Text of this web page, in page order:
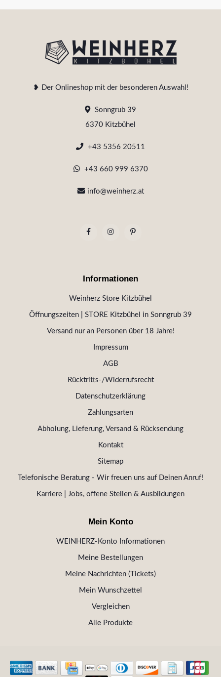
❥ Der Onlineshop mit der besonderen Auswahl!
Sonngrub 39
6370 Kitzbühel
+43 5356 20511
+43 660 999 6370
info@weinherz.at
Informationen
Weinherz Store Kitzbühel
Öffnungszeiten | STORE Kitzbühel in Sonngrub 39
Versand nur an Personen über 18 Jahre!
Impressum
AGB
Rücktritts-/Widerrufsrecht
Datenschutzerklärung
Zahlungsarten
Abholung, Lieferung, Versand & Rücksendung
Kontakt
Sitemap
Telefonische Beratung - Wir freuen uns auf Deinen Anruf!
Karriere | Jobs, offene Stellen & Ausbildungen
Mein Konto
WEINHERZ-Konto Informationen
Meine Bestellungen
Meine Nachrichten (Tickets)
Mein Wunschzettel
Vergleichen
Alle Produkte